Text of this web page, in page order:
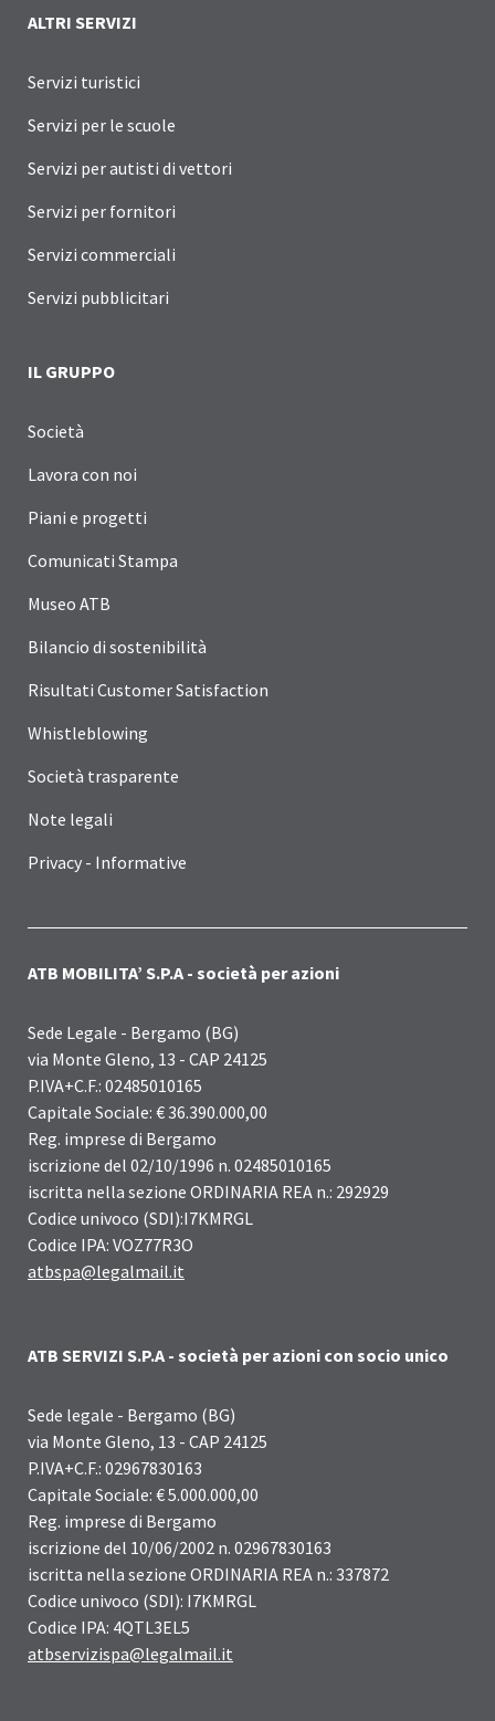
ALTRI SERVIZI
Servizi turistici
Servizi per le scuole
Servizi per autisti di vettori
Servizi per fornitori
Servizi commerciali
Servizi pubblicitari
IL GRUPPO
Società
Lavora con noi
Piani e progetti
Comunicati Stampa
Museo ATB
Bilancio di sostenibilità
Risultati Customer Satisfaction
Whistleblowing
Società trasparente
Note legali
Privacy - Informative
ATB MOBILITA’ S.P.A - società per azioni
Sede Legale - Bergamo (BG)
via Monte Gleno, 13 - CAP 24125
P.IVA+C.F.: 02485010165
Capitale Sociale: € 36.390.000,00
Reg. imprese di Bergamo
iscrizione del 02/10/1996 n. 02485010165
iscritta nella sezione ORDINARIA REA n.: 292929
Codice univoco (SDI):I7KMRGL
Codice IPA: VOZ77R3O
atbspa@legalmail.it
ATB SERVIZI S.P.A - società per azioni con socio unico
Sede legale - Bergamo (BG)
via Monte Gleno, 13 - CAP 24125
P.IVA+C.F.: 02967830163
Capitale Sociale: € 5.000.000,00
Reg. imprese di Bergamo
iscrizione del 10/06/2002 n. 02967830163
iscritta nella sezione ORDINARIA REA n.: 337872
Codice univoco (SDI): I7KMRGL
Codice IPA: 4QTL3EL5
atbservizispa@legalmail.it